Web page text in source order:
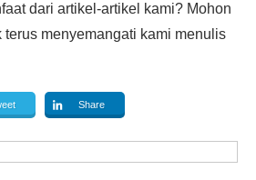
dari artikel-artikel kami? Mohon
terus menyemangati kami menulis
Share